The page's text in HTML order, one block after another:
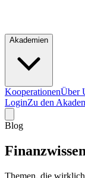
Akademien
KooperationenÜber
LoginZu den
Blog
Themen, die